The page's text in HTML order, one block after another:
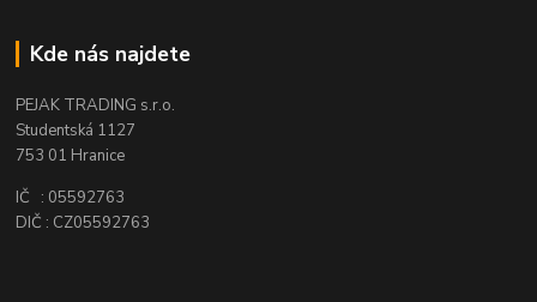
Kde nás najdete
PEJAK TRADING s.r.o.
Studentská 1127
753 01 Hranice
IČ : 05592763
DIČ : CZ05592763